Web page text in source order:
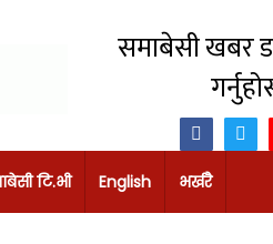
समाबेसी खबर
टि.भी English भर्खरै